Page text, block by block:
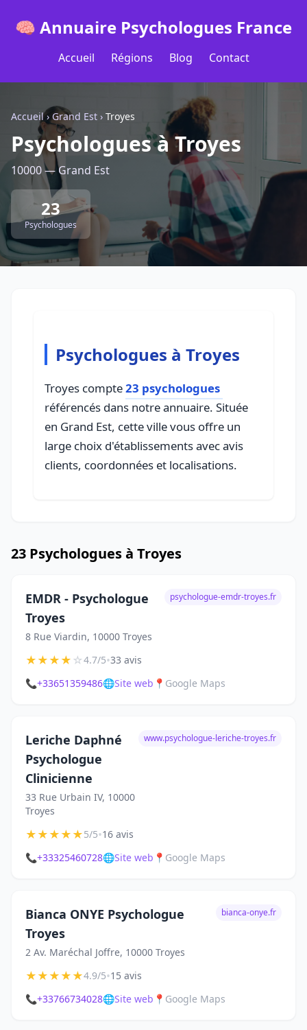
🧠 Annuaire Psychologues France
Accueil Régions Blog Contact
Accueil› Grand Est › Troyes
Psychologues à Troyes
10000 — Grand Est
23
Psychologues
Psychologues à Troyes
Troyes compte23 psychologues
référencés dans notre annuaire. Située
en Grand Est, cette ville vous offre un
large choix d'établissements avec avis
clients, coordonnées et localisations.
23 Psychologues à Troyes
EMDR - Psychologue
Troyes
8 Rue Viardin, 10000 Troyes
psychologue-emdr-troyes.fr
★★★★☆4.7/5•33 avis
📞+33651359486🌐Site web 📍 Google Maps
Leriche Daphné
Psychologue
Clinicienne
33 Rue Urbain IV, 10000
Troyes
www.psychologue-leriche-troyes.fr
★★★★★5/5•16 avis
📞+33325460728🌐Site web 📍 Google Maps
Bianca ONYE Psychologue
Troyes
2 Av. Maréchal Joffre, 10000 Troyes
bianca-onye.fr
★★★★★4.9/5•15 avis
📞+33766734028🌐Site web 📍 Google Maps